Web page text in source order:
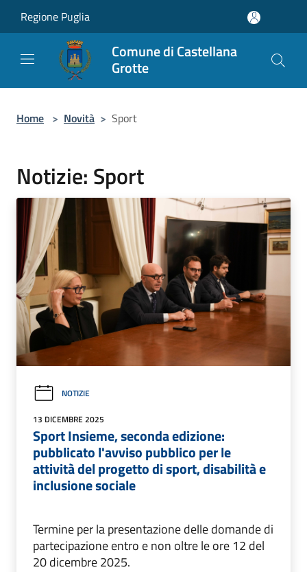
Regione Puglia
Comune di Castellana
Grotte
Home > Novità > Sport
Notizie: Sport
NOTIZIE
13 DICEMBRE 2025
Sport Insieme, seconda edizione:
pubblicato l'avviso pubblico per le
attività del progetto di sport, disabilità e
inclusione sociale
Termine per la presentazione delle domande di
partecipazione entro e non oltre le ore 12 del
20 dicembre 2025.